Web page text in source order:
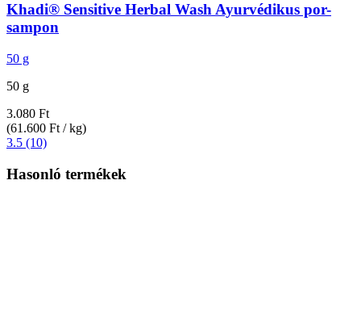
Khadi® Sensitive Herbal Wash Ayurvédikus por-​
sampon
50 g
50 g
3.080 Ft
(61.600 Ft / kg)
3.5 (10)
Hasonló termékek